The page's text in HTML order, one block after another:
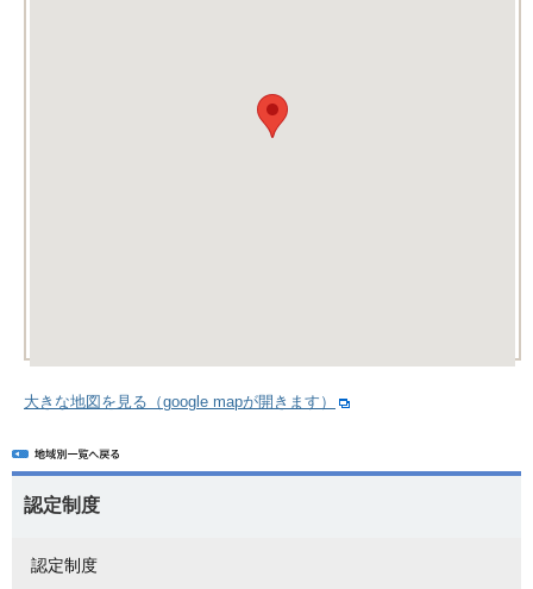
大きな地図を見る（google mapが開きます）
認定制度
認定制度